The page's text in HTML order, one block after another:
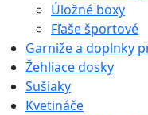
Úložné boxy
Fľaše športové
Garniže a doplnky
Žehliace dosky
Sušiaky
Kvetináče